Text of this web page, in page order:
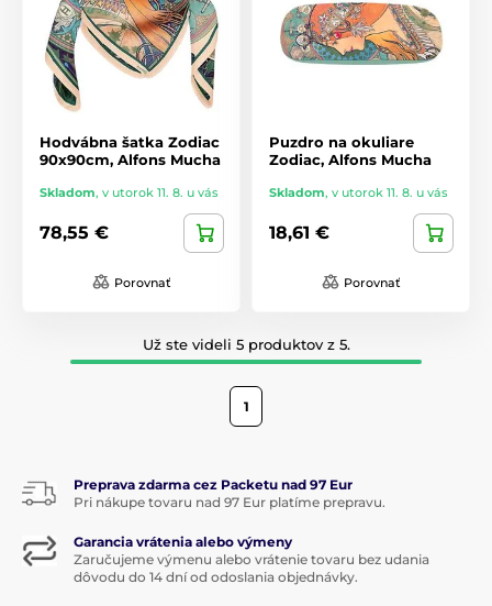
Hodvábna šatka Zodiac
90x90cm, Alfons Mucha
Skladom, v utorok 11. 8. u vás
78,55 €
Porovnať
Puzdro na okuliare
Zodiac, Alfons Mucha
Skladom, v utorok 11. 8. u vás
18,61 €
Porovnať
Už ste videli 5 produktov z 5.
1
Preprava zdarma cez Packetu nad 97 Eur
Pri nákupe tovaru nad 97 Eur platíme prepravu.
Garancia vrátenia alebo výmeny
Zaručujeme výmenu alebo vrátenie tovaru bez udania
dôvodu do 14 dní od odoslania objednávky.